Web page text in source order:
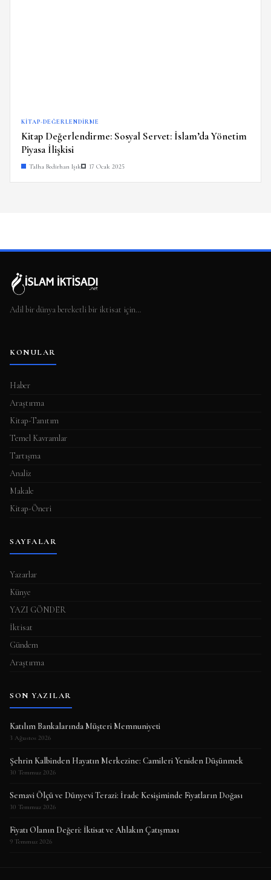
KITAP-DEĞERLENDIRME
Kitap Değerlendirme: Sosyal Servet: İslam’da Yönetim
Piyasa İlişkisi
Talha Bedirhan Işık 17 Ocak 2025
Adil bir dünya bereketli bir iktisat için…
KONULAR
Haber
Araştırma
Kitap-Tanıtım
Temel Kavramlar
Tartışma
Analiz
Makale
Kitap-Öneri
SAYFALAR
Yazarlar
Künye
YAZI GÖNDER
İktisat
Gündem
Araştırma
SON YAZILAR
Katılım Bankalarında Müşteri Memnuniyeti
3 Ağustos 2026
Şehrin Kalbinden Hayatın Merkezine: Camileri Yeniden Düşünmek
30 Temmuz 2026
Semavi Ölçü ve Dünyevi Terazi: İrade Kesişiminde Fiyatların Doğası
30 Temmuz 2026
Fiyatı Olanın Değeri: İktisat ve Ahlakın Çatışması
9 Temmuz 2026